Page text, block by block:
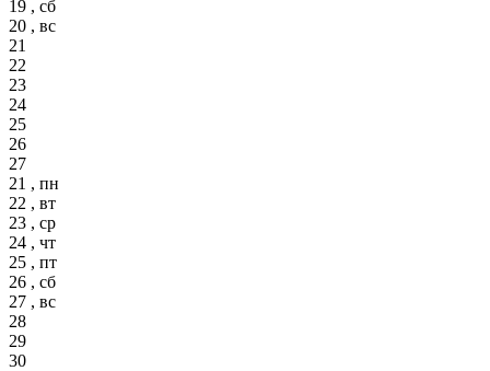
19 , сб
20 , вс
21
22
23
24
25
26
27
21 , пн
22 , вт
23 , ср
24 , чт
25 , пт
26 , сб
27 , вс
28
29
30